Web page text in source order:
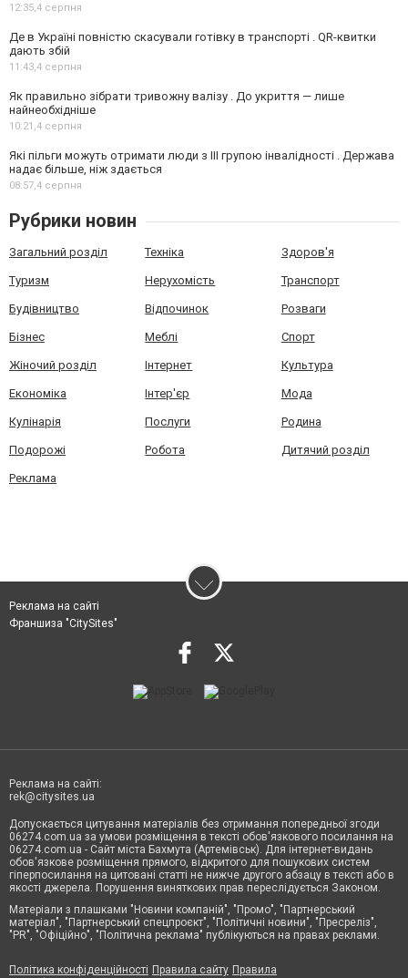
12:35,4 серпня
Де в Україні повністю скасували готівку в транспорті . QR-квитки
дають збій
11:43,4 серпня
Як правильно зібрати тривожну валізу . До укриття — лише
найнеобхідніше
10:21,4 серпня
Які пільги можуть отримати люди з III групою інвалідності . Держава
надає більше, ніж здається
08:57,4 серпня
Рубрики новин
Загальний розділ Техніка Здоров'я
Туризм Нерухомість Транспорт
Будівництво Відпочинок Розваги
Бізнес Меблі Спорт
Жіночий розділ Інтернет Культура
Економіка Інтер'єр Мода
Кулінарія Послуги Родина
Подорожі Робота Дитячий розділ
Реклама
Реклама на сайті
Франшиза "CitySites"
Реклама на сайті:
rek@citysites.ua
Допускається цитування матеріалів без отримання попередньої згоди
06274.com.ua за умови розміщення в тексті обов'язкового посилання на
06274.com.ua - Сайт міста Бахмута (Артемівськ). Для інтернет-видань
обов'язкове розміщення прямого, відкритого для пошукових систем
гіперпосилання на цитовані статті не нижче другого абзацу в тексті або в
якості джерела. Порушення виняткових прав переслідується Законом.
Матеріали з плашками "Новини компаній", "Промо", "Партнерський
матеріал", "Партнерський спецпроєкт", "Політичні новини", "Пресреліз",
"PR", "Офіційно", "Політична реклама" публікуються на правах реклами.
Політика конфіденційності Правила сайту Правила